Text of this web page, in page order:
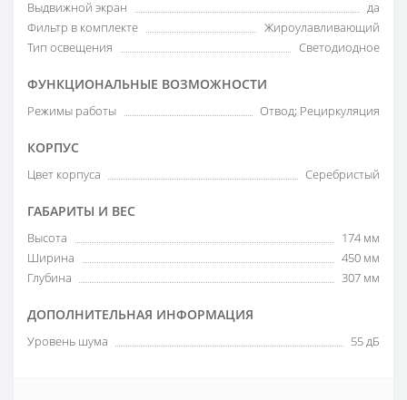
Выдвижной экран
да
Фильтр в комплекте
Жироулавливающий
Тип освещения
Светодиодное
ФУНКЦИОНАЛЬНЫЕ ВОЗМОЖНОСТИ
Режимы работы Отвод; Рециркуляция
КОРПУС
Цвет корпуса Серебристый
ГАБАРИТЫ И ВЕС
Высота
174 мм
Ширина
450 мм
Глубина
307 мм
ДОПОЛНИТЕЛЬНАЯ ИНФОРМАЦИЯ
Уровень шума 55 дБ